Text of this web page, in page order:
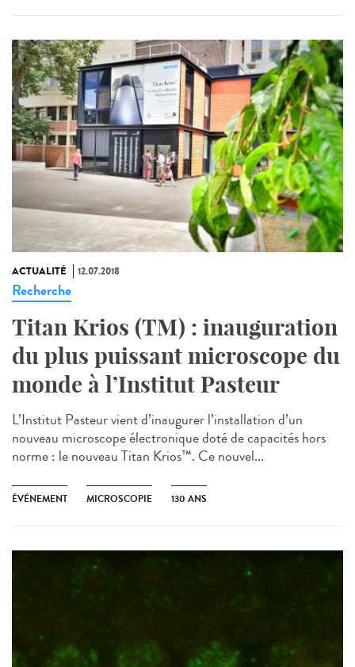
ACTUALITÉ 12.07.2018
Recherche
Titan Krios (TM) : inauguration
du plus puissant microscope du
monde à l’Institut Pasteur
L’Institut Pasteur vient d’inaugurer l’installation d’un
nouveau microscope électronique doté de capacités hors
norme : le nouveau Titan Krios™. Ce nouvel...
ÉVÉNEMENT MICROSCOPIE 130 ANS